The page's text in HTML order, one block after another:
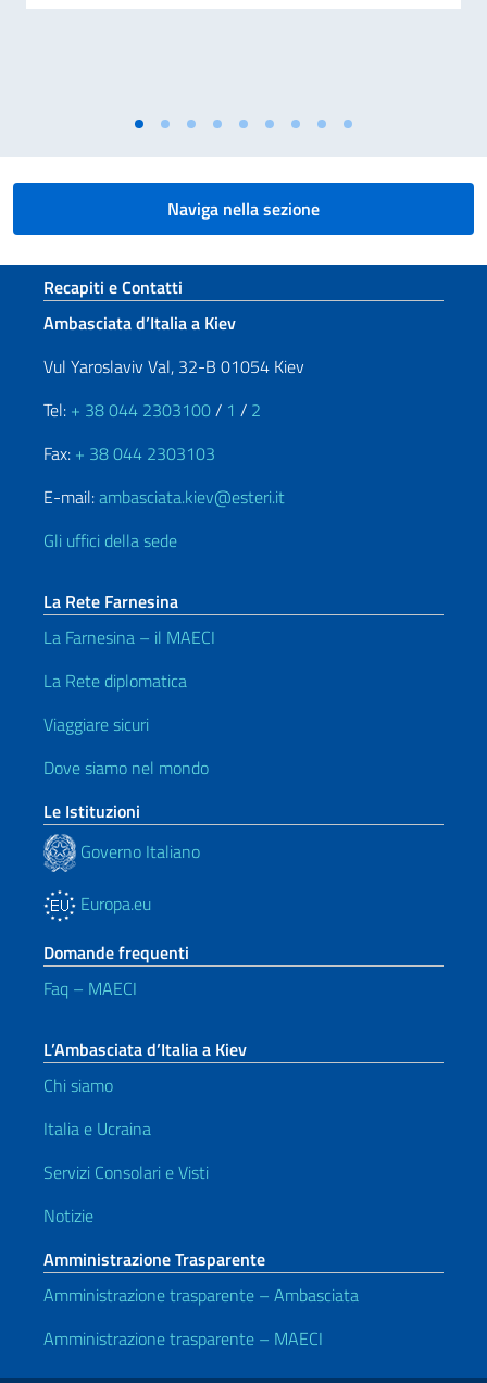
Naviga nella sezione
Sezione footer
Recapiti e Contatti
Ambasciata d’Italia a Kiev
Vul Yaroslaviv Val, 32-B 01054 Kiev
Tel: + 38 044 2303100/ 1 / 2
Fax: + 38 044 2303103
E-mail:ambasciata.kiev@esteri.it
Gli uffici della sede
La Rete Farnesina
La Farnesina – il MAECI
La Rete diplomatica
Viaggiare sicuri
Dove siamo nel mondo
Le Istituzioni
Governo Italiano
Europa.eu
Domande frequenti
Faq – MAECI
L’Ambasciata d’Italia a Kiev
Chi siamo
Italia e Ucraina
Servizi Consolari e Visti
Notizie
Amministrazione Trasparente
Amministrazione trasparente – Ambasciata
Amministrazione trasparente – MAECI